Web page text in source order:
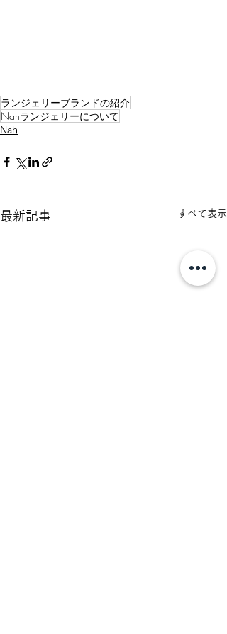
ランジェリーブランドの紹介
Nahランジェリーについて
Nah
最新記事 すべて表示